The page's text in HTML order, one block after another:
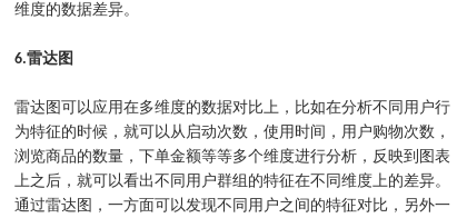
维度的数据差异。
6.雷达图
雷达图可以应用在多维度的数据对比上，比如在分析不同用户行
为特征的时候，就可以从启动次数，使用时间，用户购物次数，
浏览商品的数量，下单金额等等多个维度进行分析，反映到图表
上之后，就可以看出不同用户群组的特征在不同维度上的差异。
通过雷达图，一方面可以发现不同用户之间的特征对比，另外一